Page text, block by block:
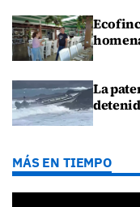
La
MÁS EN TIEMPO